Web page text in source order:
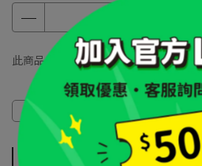
此商品 「 最高 」可以折抵紅利0點 (
規格說明
商品介紹